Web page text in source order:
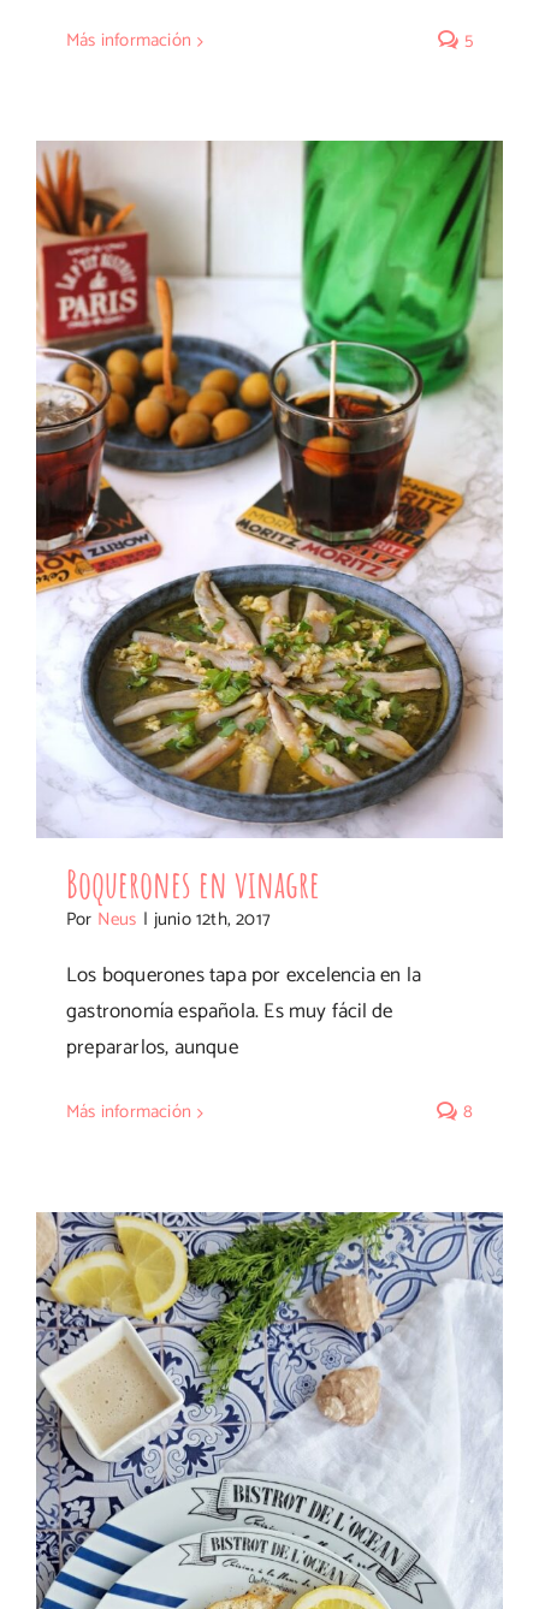
Más información 5
Boquerones en vinagre
Boquerones en vinagre
Por Neus | junio 12th, 2017
Los boquerones tapa por excelencia en la
gastronomía española. Es muy fácil de
prepararlos, aunque
Más información 8